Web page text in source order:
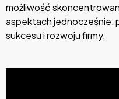
możliwość
aspektach jednocześnie,
sukcesu i rozwoju firmy.